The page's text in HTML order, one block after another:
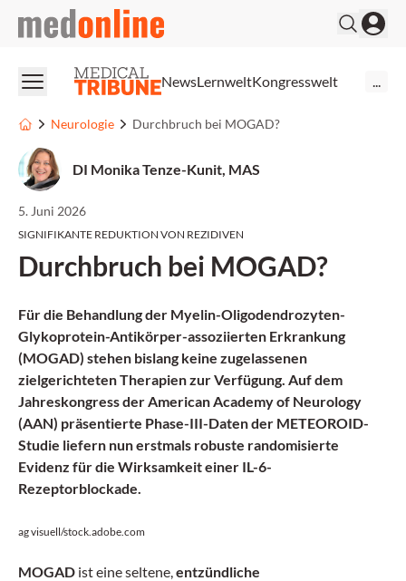
medonline
NewsLernweltKongresswelt
Neurologie Durchbruch bei MOGAD?
DI Monika Tenze-Kunit, MAS
5. Juni 2026
SIGNIFIKANTE REDUKTION VON REZIDIVEN
Durchbruch bei MOGAD?
Für die Behandlung der Myelin-Oligodendrozyten-
Glykoprotein-Antikörper-assoziierten Erkrankung
(MOGAD) stehen bislang keine zugelassenen
zielgerichteten Therapien zur Verfügung. Auf dem
Jahreskongress der American Academy of Neurology
(AAN) präsentierte Phase-III-Daten der METEOROID-
Studie liefern nun erstmals robuste randomisierte
Evidenz für die Wirksamkeit einer IL-6-
Rezeptorblockade.
ag visuell/stock.adobe.com
MOGAD ist eine seltene,entzündliche